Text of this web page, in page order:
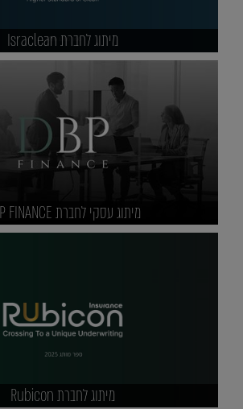
מיתוג לחברת Israclean
מיתוג עסקי לחברת DBP FINANCE
מיתוג לחברת Rubicon